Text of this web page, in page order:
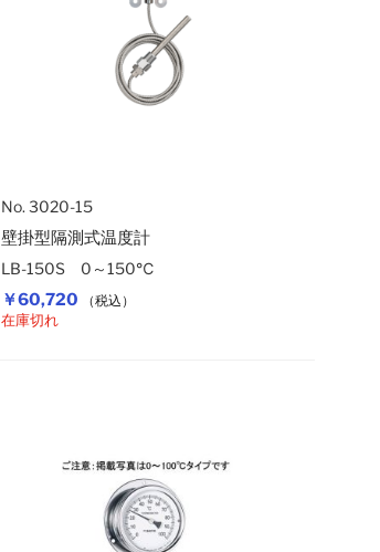
￥60,720 （税込）
No. 3020-15
壁掛型隔測式温度計
LB-150S 0～150℃
在庫切れ